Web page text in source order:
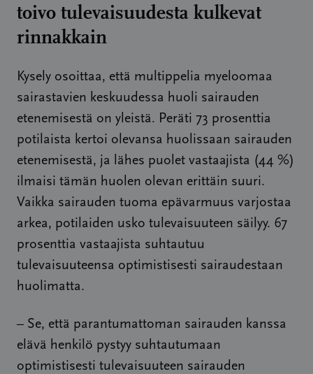
toivo tulevaisuudesta kulkevat
rinnakkain
Kysely osoittaa, että multippelia myeloomaa
sairastavien keskuudessa huoli sairauden
etenemisestä on yleistä. Peräti 73 prosenttia
potilaista kertoi olevansa huolissaan sairauden
etenemisestä, ja lähes puolet vastaajista (44 %)
ilmaisi tämän huolen olevan erittäin suuri.
Vaikka sairauden tuoma epävarmuus varjostaa
arkea, potilaiden usko tulevaisuuteen säilyy. 67
prosenttia vastaajista suhtautuu
tulevaisuuteensa optimistisesti sairaudestaan
huolimatta.
– Se, että parantumattoman sairauden kanssa
elävä henkilö pystyy suhtautumaan
optimistisesti tulevaisuuteen sairauden